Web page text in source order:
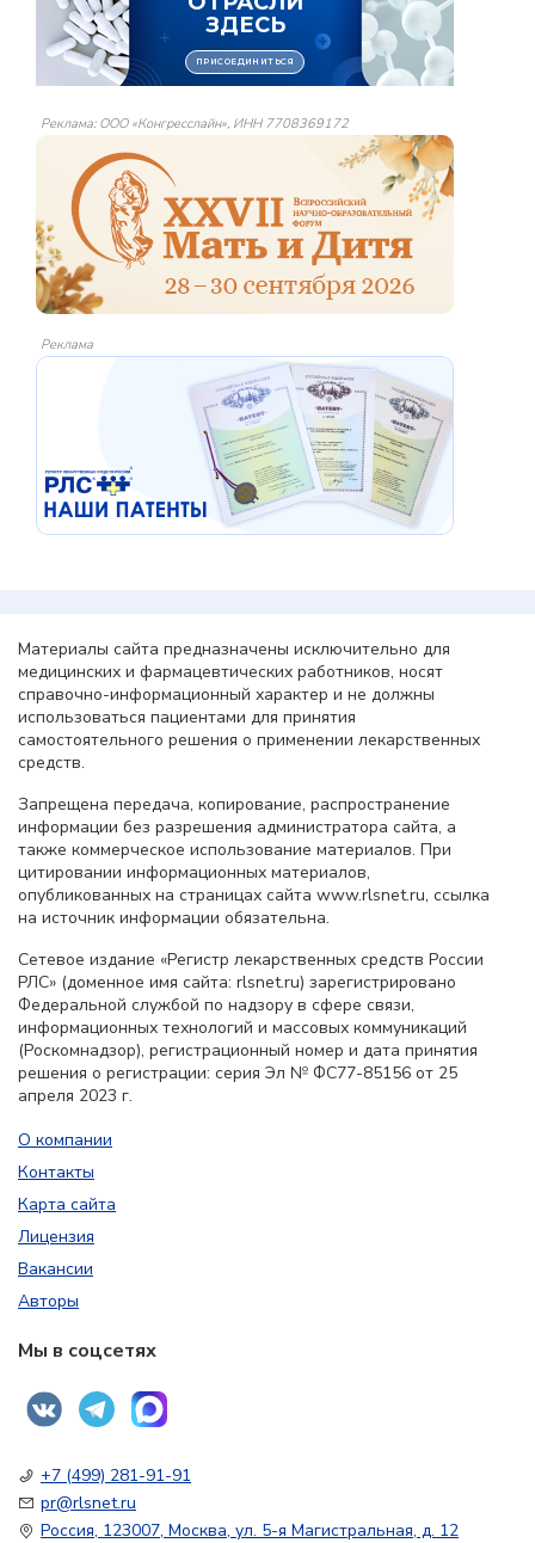
Реклама: ООО «Конгресслайн», ИНН 7708369172
Реклама
Материалы сайта предназначены исключительно для
медицинских и фармацевтических работников, носят
справочно-информационный характер и не должны
использоваться пациентами для принятия
самостоятельного решения о применении лекарственных
средств.
Запрещена передача, копирование, распространение
информации без разрешения администратора сайта, а
также коммерческое использование материалов. При
цитировании информационных материалов,
опубликованных на страницах сайта www.rlsnet.ru, ссылка
на источник информации обязательна.
Сетевое издание «Регистр лекарственных средств России
РЛС» (доменное имя сайта: rlsnet.ru) зарегистрировано
Федеральной службой по надзору в сфере связи,
информационных технологий и массовых коммуникаций
(Роскомнадзор), регистрационный номер и дата принятия
решения о регистрации: серия Эл № ФС77-85156 от 25
апреля 2023 г.
О компании
Контакты
Карта сайта
Лицензия
Вакансии
Авторы
Мы в соцсетях
+7 (499) 281-91-91
pr@rlsnet.ru
Россия, 123007, Москва, ул. 5-я Магистральная, д. 12